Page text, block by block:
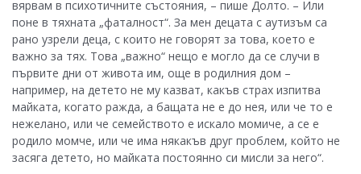
вярвам в психотичните състояния, – пише Долто. – Или
поне в тяхната „фаталност“. За мен децата с аутизъм са
рано узрели деца, с които не говорят за това, което е
важно за тях. Това „важно“ нещо е могло да се случи в
първите дни от живота им, още в родилния дом –
например, на детето не му казват, какъв страх изпитва
майката, когато ражда, а бащата не е до нея, или че то е
нежелано, или че семейството е искало момиче, а се е
родило момче, или че има някакъв друг проблем, който не
засяга детето, но майката постоянно си мисли за него“.